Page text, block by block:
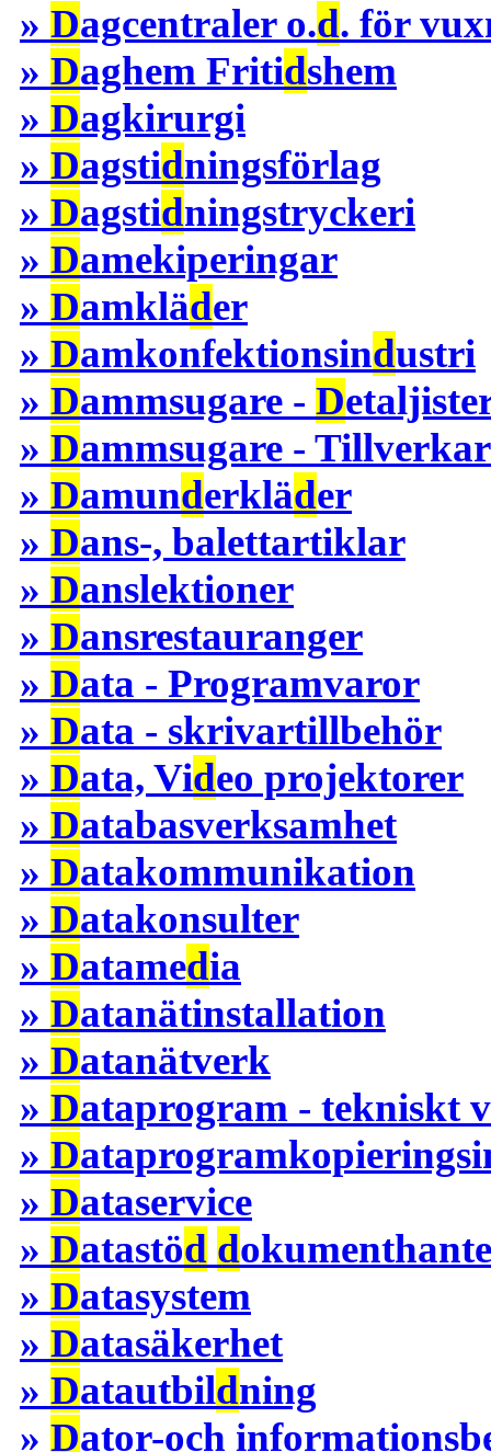
» Dagcentraler o.d. för
» Daghem Fritidshem
» Dagkirurgi
» Dagstidningsförlag
» Dagstidningstryckeri
» Damekiperingar
» Damkläder
» Damkonfektionsindustri
» Dammsugare - D
» Dammsugare -
» Damunderkläder
» Dans-, balettartiklar
» Danslektioner
» Dansrestauranger
» Data - Programvaror
» Data - skrivartillbehör
» Data, Video projektorer
» Databasverksamhet
» Datakommunikation
» Datakonsulter
» Datamedia
» Datanätinstallation
» Datanätverk
» Dataprogram - tekniskt
» D
» Dataservice
» Datastöd d
» Datasystem
» Datasäkerhet
» Datautbildning
» Dator-och